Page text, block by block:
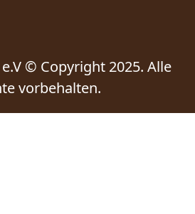
© Copyright 2025. Alle
vorbehalten.